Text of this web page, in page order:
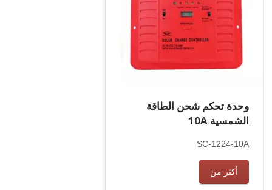
وحدة تحكم شحن الطاقة
الشمسية 10A
SC-1224-10A
أكثر من